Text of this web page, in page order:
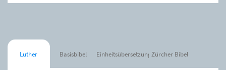
Luther Basisbibel Einheitsübersetzung Zürcher Bibel